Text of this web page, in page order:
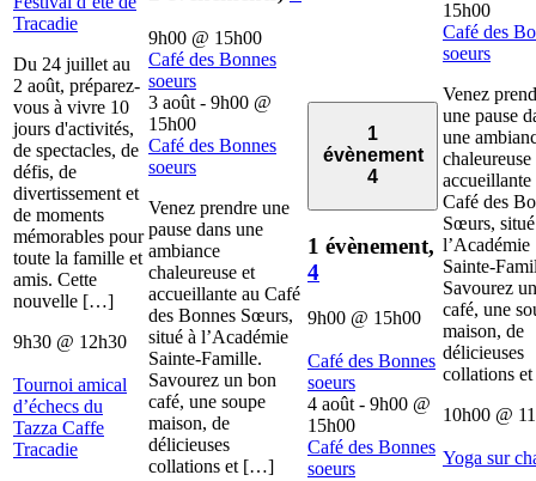
Tracadie
Du 24 juillet au
2 août, préparez-
vous à vivre 10
jours d'activités,
de spectacles, de
défis, de
divertissement et
de moments
mémorables pour
toute la famille et
amis. Cette
nouvelle […]
9h30 @ 12h30
Tournoi amical
d’échecs du
Tazza Caffe
Tracadie
9h00 @ 15h00
Café des Bonnes
soeurs
3 août - 9h00 @
15h00
Café des Bonnes
soeurs
Venez prendre une
pause dans une
ambiance
chaleureuse et
accueillante au Café
des Bonnes Sœurs,
situé à l’Académie
Sainte-Famille.
Savourez un bon
café, une soupe
maison, de
délicieuses
collations et […]
1
évènement
4
1 évènement,
4
9h00 @ 15h00
Café des Bonnes
soeurs
4 août - 9h00 @
15h00
Café des Bonnes
soeurs
15h00
Café des
soeurs
Venez
une pause
une
chaleureuse
accueillante
Café des
Sœurs,
l’Académie
Sainte-
Savourez
café, une
maison, de
délicieuses
collations
10h00 @
Yoga sur